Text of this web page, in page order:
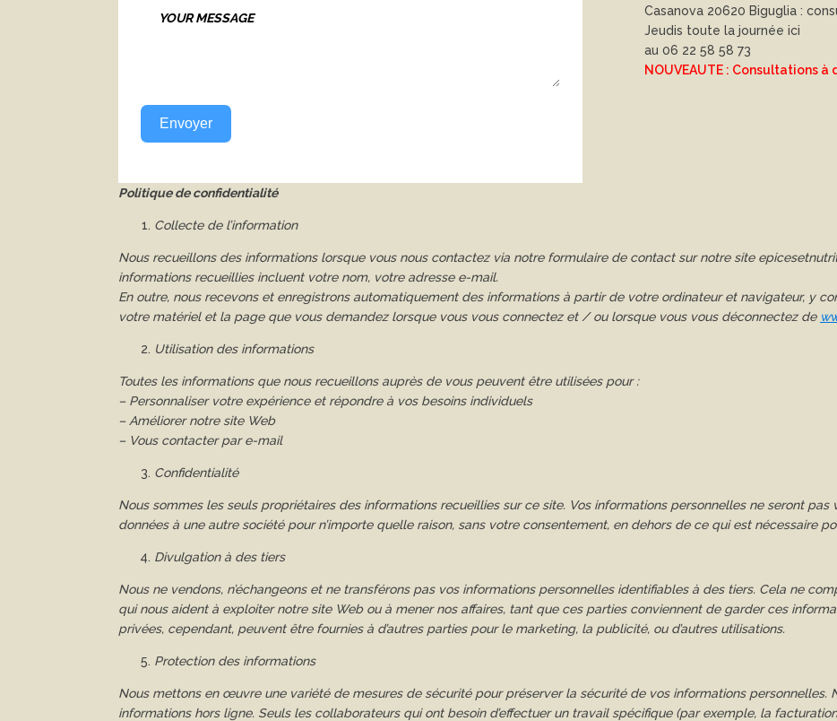
Envoyer
Casanova 20620 Biguglia :
Jeudis toute la journée ici
au 06 22 58 58 73
NOUVEAUTE : Consultations
Politique de confidentialité
Collecte de l’information
Nous recueillons des informations lorsque vous nous contactez via notre formulaire de contact sur notre site
informations recueillies incluent votre nom, votre adresse e-mail.
En outre, nous recevons et enregistrons automatiquement des informations à partir de votre ordinateur et navigateur, y
votre matériel et la page que vous demandez lorsque vous vous connectez et / ou lorsque vous vous déconnectez de
Utilisation des informations
Toutes les informations que nous recueillons auprès de vous peuvent être utilisées pour :
– Personnaliser votre expérience et répondre à vos besoins individuels
– Améliorer notre site Web
– Vous contacter par e-mail
Confidentialité
Nous sommes les seuls propriétaires des informations recueillies sur ce site. Vos informations personnelles ne seront pas
données à une autre société pour n’importe quelle raison, sans votre consentement, en dehors de ce qui est nécessaire
Divulgation à des tiers
Nous ne vendons, n’échangeons et ne transférons pas vos informations personnelles identifiables à des tiers. Cela ne
qui nous aident à exploiter notre site Web ou à mener nos affaires, tant que ces parties conviennent de garder ces
privées, cependant, peuvent être fournies à d’autres parties pour le marketing, la publicité, ou d’autres utilisations.
Protection des informations
Nous mettons en œuvre une variété de mesures de sécurité pour préserver la sécurité de vos informations personnelles.
informations hors ligne. Seuls les collaborateurs qui ont besoin d’effectuer un travail spécifique (par exemple, la